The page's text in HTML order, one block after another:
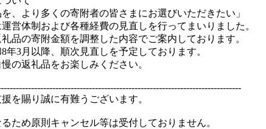
、より多くの寄附者の皆さまにお選びいただきたい」
営体制および各種経費の見直しを行ってまいりました。
品の寄附金額を調整した内容でご案内しております。
年3月以降、順次見直しを予定しております。
の返礼品をお楽しみください。
を賜り誠に有難うございます。
ため原則キャンセル等は受付しておりません。